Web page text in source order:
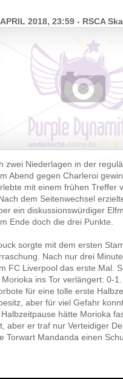
2018, 23:59 - RSCA
zwei Niederlagen in der
Abend gegen Charleroi
mit einem frühen Treffer
dem Seitenwechsel
ein diskussionswürdiger
Ende doch die drei Punkte.
sorgte mit dem ersten
Nach nur drei
FC Liverpool das erste Mal.
ins Tor verlängert: 0-
für eine tolle erste
aber für viel Gefahr
hätte Morioka
aber er traf nur Verteidiger
Torwart Mandanda einen